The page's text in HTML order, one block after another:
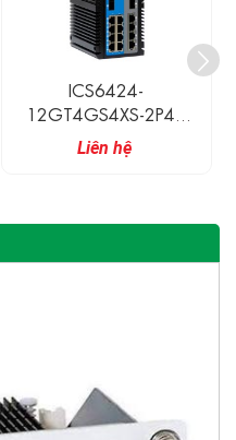
ICS6424-
12GT4GS4XS-2P48
3Onedata Switch Công
Nghiệp 12 Cổng
Liên hệ